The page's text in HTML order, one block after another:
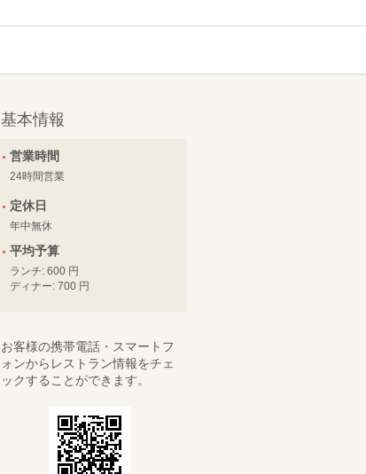
基本情報
営業時間
24時間営業
定休日
年中無休
平均予算
ランチ: 600 円
ディナー: 700 円
お客様の携帯電話・スマートフ
ォンからレストラン情報をチェ
ックすることができます。